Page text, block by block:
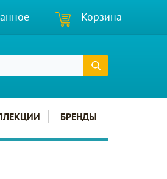
Корзина
БРЕНДЫ